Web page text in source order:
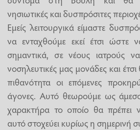
νησιωτικές και δυσπρόσιτες
Εμείς λειτουργικά είμαστε
να ενταχθούμε εκεί έτσι ώστε
σημαντικά, σε νέους ιατρούς
νοσηλευτικές μας μονάδες και
πιθανότητα οι επόμενες
άγονες. Αυτό θεωρούμε ως
χαρακτήρα το οποίο θα πρέπει
αυτό στοχεύει κυρίως η σημερινή